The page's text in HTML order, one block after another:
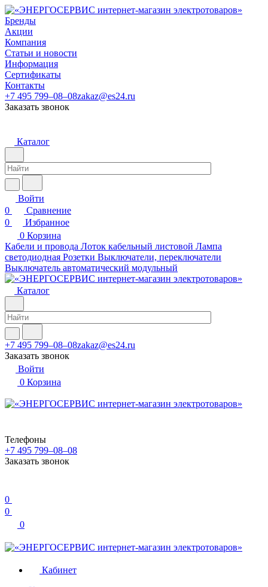
Бренды
Акции
Компания
Статьи и новости
Информация
Сертификаты
Контакты
+7 495 799–08–08zakaz@es24.ru
Заказать звонок
Каталог
Войти
0
Сравнение
0
Избранное
0 Корзина
Кабели и провода Лоток кабельный листовой Лампа
светодиодная Розетки Выключатели, переключатели
Выключатель автоматический модульный
Каталог
+7 495 799–08–08zakaz@es24.ru
Заказать звонок
Войти
0 Корзина
Телефоны
+7 495 799–08–08
Заказать звонок
0
0
0
Кабинет